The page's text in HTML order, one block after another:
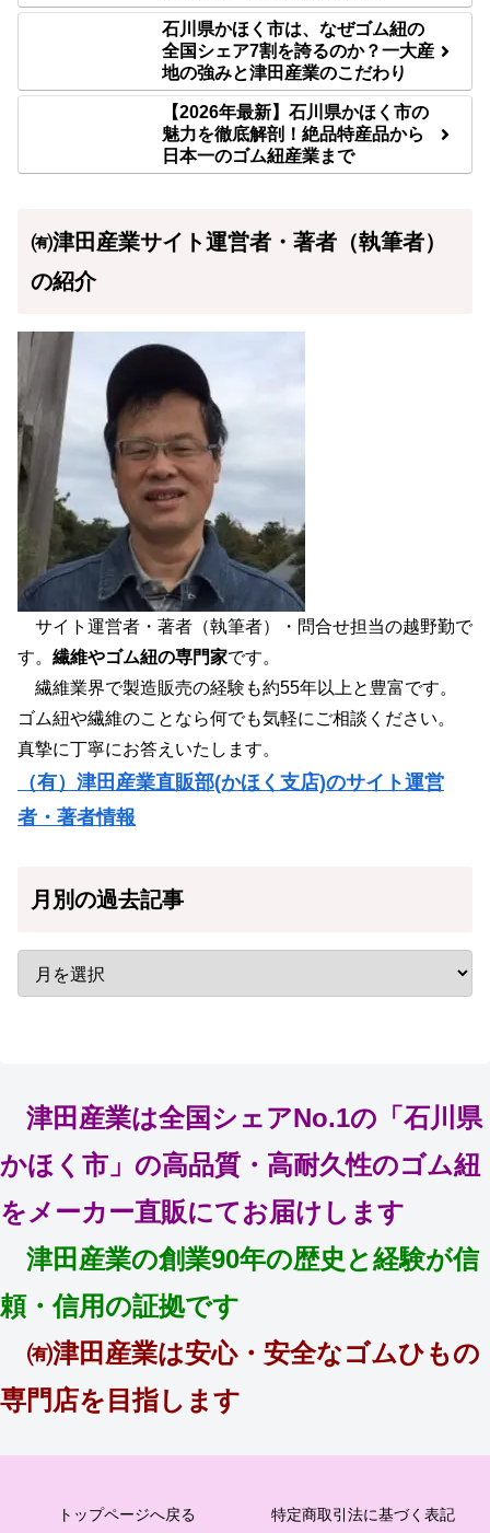
石川県かほく市は、なぜゴム紐の
全国シェア7割を誇るのか？一大産
地の強みと津田産業のこだわり
【2026年最新】石川県かほく市の
魅力を徹底解剖！絶品特産品から
日本一のゴム紐産業まで
㈲津田産業サイト運営者・著者（執筆者）
の紹介
サイト運営者・著者（執筆者）・問合せ担当の越野勤で
す。 繊維やゴム紐の専門家です。
繊維業界で製造販売の経験も約55年以上と豊富です。
ゴム紐や繊維のことなら何でも気軽にご相談ください。
真摯に丁寧にお答えいたします。
（有）津田産業直販部(かほく支店)のサイト運営
者・著者情報
月別の過去記事
津田産業は全国シェアNo.1の「石川県
かほく市」の高品質・高耐久性のゴム紐
をメーカー直販にてお届けします
津田産業の創業90年の歴史と経験が信
頼・信用の証拠です
㈲津田産業は安心・安全なゴムひもの
専門店を目指します
トップページへ戻る 特定商取引法に基づく表記